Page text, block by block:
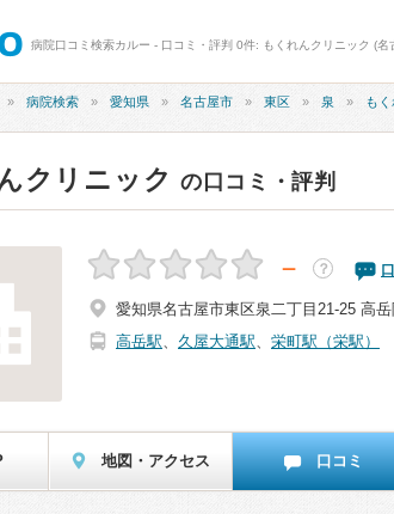
病院口コミ検索カルー - 口コミ・評判 0件: もくれんクリニック (名
病院検索 愛知県 名古屋市 東区 泉 も
クリニック の口コミ・評判
－ ？
愛知県名古屋市東区泉二丁目21-25 高
高岳駅、 久屋大通駅、 栄町駅（栄駅）
地図・アクセス 口コミ